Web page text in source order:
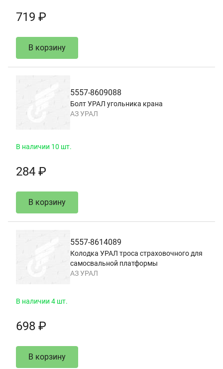
719 ₽
В корзину
5557-8609088
Болт УРАЛ угольника крана
АЗ УРАЛ
В наличии 10 шт.
284 ₽
В корзину
5557-8614089
Колодка УРАЛ троса страховочного для
самосвальной платформы
АЗ УРАЛ
В наличии 4 шт.
698 ₽
В корзину